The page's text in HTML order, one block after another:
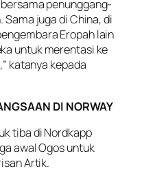
penunggang-
juga di China, di
Eropah lain
untuk merentasi ke
katanya kepada
DI NORWAY
tiba di Nordkapp
awal Ogos untuk
Artik.